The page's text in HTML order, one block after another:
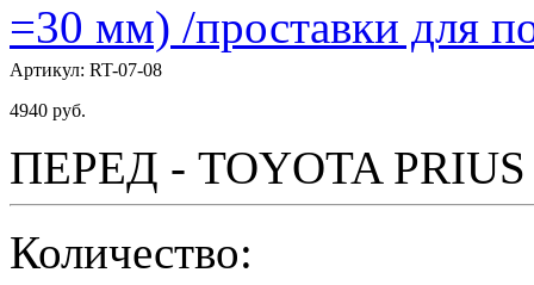
=30 мм) /проставки для
Артикул: RT-07-08
4940 руб.
ПЕРЕД - TOYOTA PRIUS
Количество: